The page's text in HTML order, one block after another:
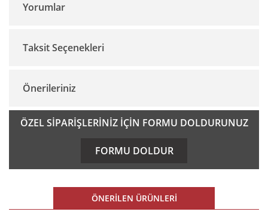
Yorumlar
Bu ürüne ilk yorumu siz yapın!
Taksit Seçenekleri
Önerileriniz
Bu ürünün fiyat bilgisi, resim, ürün açıklamalarında ve diğer
konularda yetersiz gördüğünüz noktaları öneri formunu
kullanarak tarafımıza iletebilirsiniz.
Ürün resmi kalitesiz, bozuk veya görüntülenemiyor.
Ürün açıklamasında eksik bilgiler bulunuyor.
ÖZEL SİPARİŞLERİNİZ İÇİN FORMU DOLDURUNUZ
FORMU DOLDUR
ÖNERİLEN ÜRÜNLERİ